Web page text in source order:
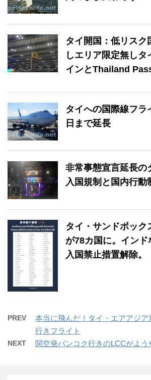
タイ開国：低リスク
しエリア限定無しタ
インとThailand
タイへの国際線フラ
日まで延長
非常事態宣言延長の
入国規制と国内行動
タイ・サンドボック
が78カ国に。インド
入国禁止措置解除。
PREV
本当に飛んだ！タイ・エアアジ
行きフライト
NEXT 関空発バンコク行きのLCCがよう